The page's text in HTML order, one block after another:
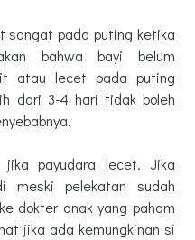
sangat pada puting ketika
bahwa bayi belum
atau lecet pada puting
dari 3-4 hari tidak boleh
jika payudara lecet. Jika
meski pelekatan sudah
dokter anak yang paham
jika ada kemungkinan si